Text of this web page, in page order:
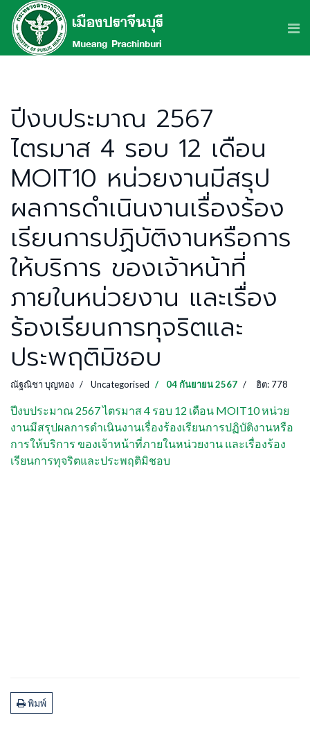
ปีงบประมาณ 2567
ไตรมาส 4 รอบ 12 เดือน
MOIT10 หน่วยงานมีสรุป
ผลการดำเนินงานเรื่องร้อง
เรียนการปฏิบัติงานหรือการ
ให้บริการ ของเจ้าหน้าที่
ภายในหน่วยงาน และเรื่อง
ร้องเรียนการทุจริตและ
ประพฤติมิชอบ
ณัฐณิชา บุญทอง Uncategorised 04 กันยายน 2567 ฮิต: 778
ปีงบประมาณ 2567 ไตรมาส 4 รอบ 12 เดือน MOIT10 หน่วย
งานมีสรุปผลการดำเนินงานเรื่องร้องเรียนการปฏิบัติงานหรือ
การให้บริการ ของเจ้าหน้าที่ภายในหน่วยงาน และเรื่องร้อง
เรียนการทุจริตและประพฤติมิชอบ
พิมพ์